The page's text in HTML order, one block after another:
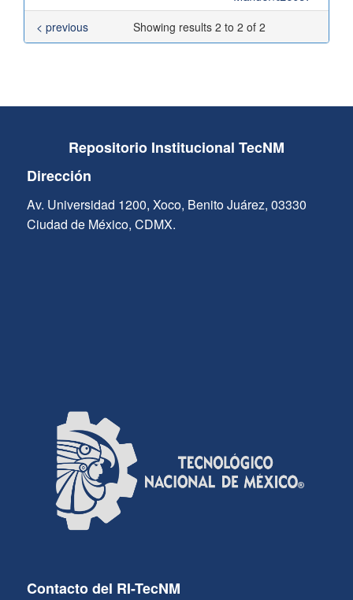
Showing results 2 to 2 of 2
< previous
Repositorio Institucional TecNM
Dirección
Av. Universidad 1200, Xoco, Benito Juárez, 03330
Ciudad de México, CDMX.
Contacto del RI-TecNM